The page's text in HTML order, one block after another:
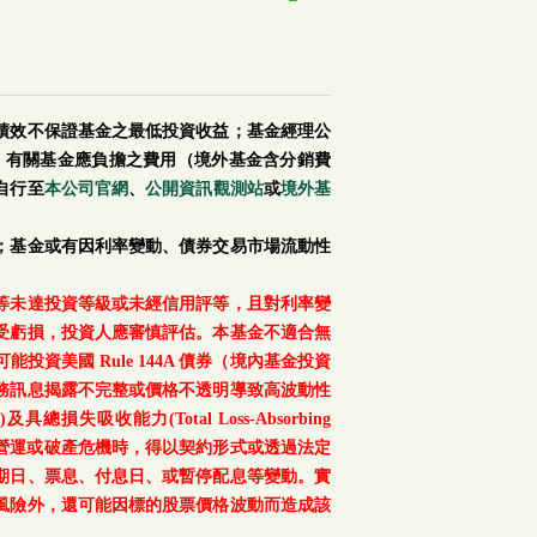
不保證基金之最低投資收益；基金經理公
關基金應負擔之費用（境外基金含分銷費
行至本公司官網、公開資訊觀測站或境外基
金或有因利率變動、債券交易市場流動性
達投資等級或未經信用評等，且對利率變
損，投資人應審慎評估。本基金不適合無
投資美國 Rule 144A 債券（境內基金投資
訊息揭露不完整或價格不透明導致高波動性
具總損失吸收能力(Total Loss-Absorbing
或破產危機時，得以契約形式或透過法定
、票息、付息日、或暫停配息等變動。實
外，還可能因標的股票價格波動而造成該